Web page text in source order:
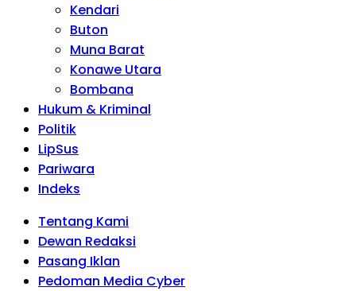
Kendari
Buton
Muna Barat
Konawe Utara
Bombana
Hukum & Kriminal
Politik
LipSus
Pariwara
Indeks
Tentang Kami
Dewan Redaksi
Pasang Iklan
Pedoman Media Cyber